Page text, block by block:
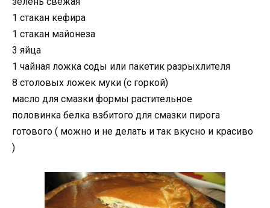
1 стакан кефира
1 стакан майонеза
3 яйца
1 чайная ложка соды или пакетик разрыхлителя
8 столовых ложек муки (с горкой)
масло для смазки формы растительное
половинка белка взбитого для смазки пирога
готового ( можно и не делать и так вкусно и красиво
)